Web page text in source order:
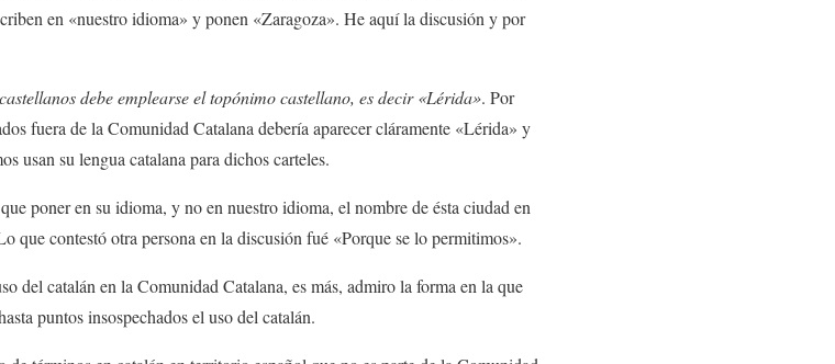
en «nuestro idioma» y ponen «Zaragoza». He aquí la discusión y por
debe emplearse el topónimo castellano, es decir «Lérida». Por
fuera de la Comunidad Catalana debería aparecer cláramente «Lérida» y
usan su lengua catalana para dichos carteles.
poner en su idioma, y no en nuestro idioma, el nombre de ésta ciudad en
que contestó otra persona en la discusión fué «Porque se lo permitimos».
del catalán en la Comunidad Catalana, es más, admiro la forma en la que
puntos insospechados el uso del catalán.